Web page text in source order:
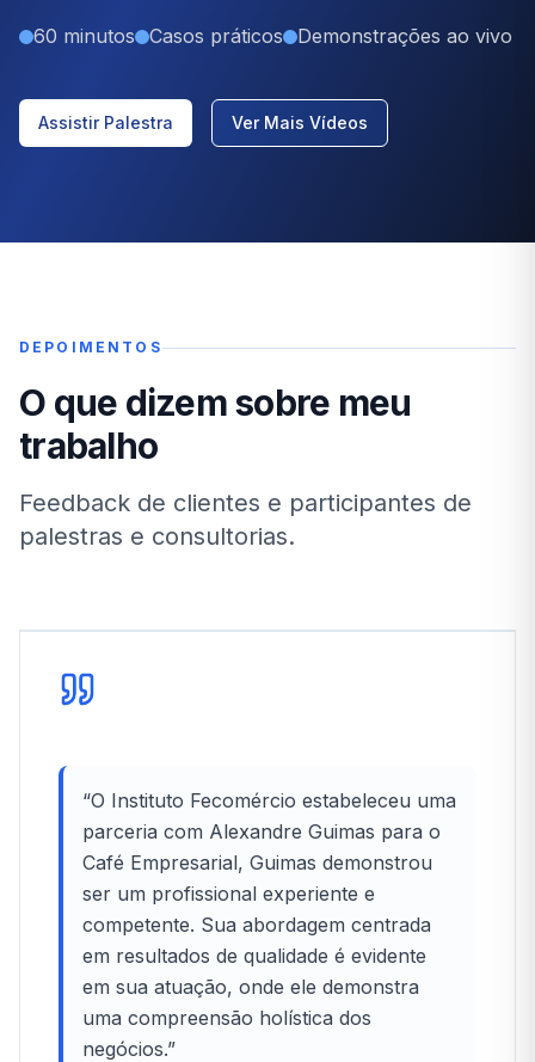
60 minutos Casos práticos Demonstrações ao vivo
Assistir Palestra Ver Mais Vídeos
DEPOIMENTOS
O que dizem sobre meu
trabalho
Feedback de clientes e participantes de
palestras e consultorias.
“O Instituto Fecomércio estabeleceu uma
parceria com Alexandre Guimas para o
Café Empresarial, Guimas demonstrou
ser um profissional experiente e
competente. Sua abordagem centrada
em resultados de qualidade é evidente
em sua atuação, onde ele demonstra
uma compreensão holística dos
negócios.”